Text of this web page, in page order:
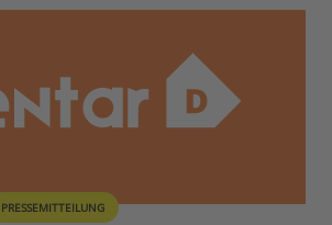
PRESSEMITTEILUNG